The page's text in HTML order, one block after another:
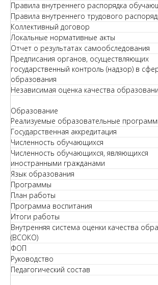
Правила внутреннего распорядка
Правила внутреннего трудового
Коллективный договор
Локальные нормативные акты
Отчет о результатах самообследования
Предписания органов, осуществляющих
государственный контроль (надзор) в
образования
Независимая оценка качества
Образование
Реализуемые образовательные
Государственная аккредитация
Численность обучающихся
Численность обучающихся, являющихся
иностранными гражданами
Язык образования
Программы
План работы
Программа воспитания
Итоги работы
Внутренняя система оценки качества
(ВСОКО)
ФОП
Руководство
Педагогический состав